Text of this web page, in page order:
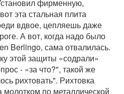
фирменную,
эта стальная плита
вдвое, цепляешь даже
А вот, когда надо было
Berlingo, сама отвалилась.
этой защиты «содрали»
- «за что?", такой же
рихтовать". Рихтовка
молотком по металлической